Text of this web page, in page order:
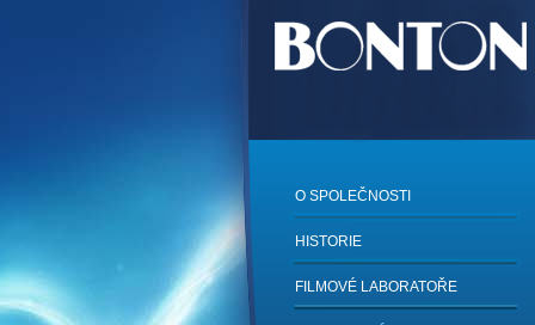
O SPOLEČNOSTI
HISTORIE
FILMOVÉ LABORATOŘE